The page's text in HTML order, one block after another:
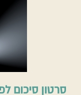
סרטון סיכום